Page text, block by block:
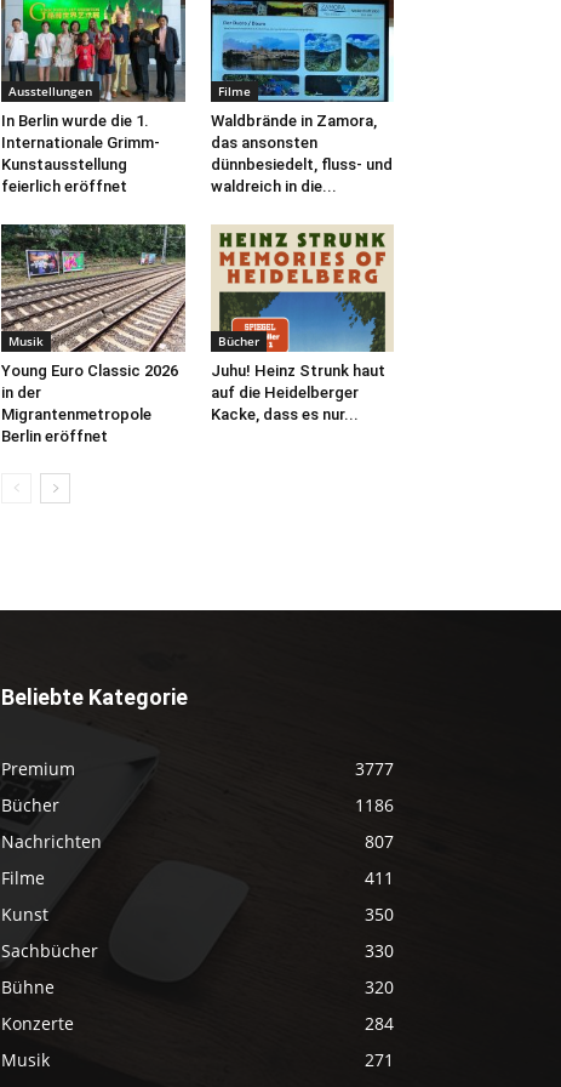
Ausstellungen
In Berlin wurde die 1.
Internationale Grimm-
Kunstausstellung
feierlich eröffnet
Filme
Waldbrände in Zamora,
das ansonsten
dünnbesiedelt, fluss- und
waldreich in die...
Musik
Young Euro Classic 2026
in der
Migrantenmetropole
Berlin eröffnet
Bücher
Juhu! Heinz Strunk haut
auf die Heidelberger
Kacke, dass es nur...
Beliebte Kategorie
Premium
3777
Bücher
1186
Nachrichten
807
Filme
411
Kunst
350
Sachbücher
330
Bühne
320
Konzerte
284
Musik
271